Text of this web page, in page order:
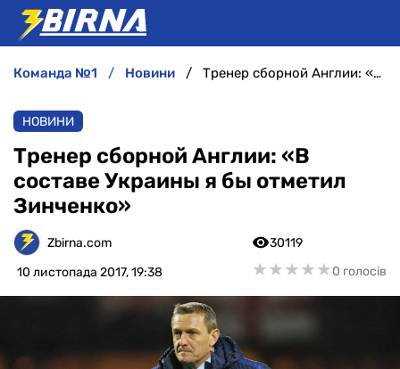
АНАЛІТИКА
ІНТЕРВ'Ю
РІЗНЕ
БУКМЕКЕРИ
команда №1 новини Тренер сборной Англии: «В составе Украины я бы отметил Зинченко»
НОВИНИ
Тренер сборной Англии: «В
составе Украины я бы отметил
Зинченко»
Zbirna.com
10 листопада 2017, 19:38
30119
★★★★★
★★★★★0 голосів